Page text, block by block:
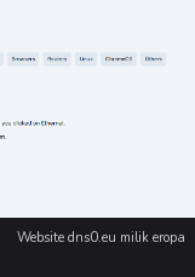
Website dns0.eu milik eropa